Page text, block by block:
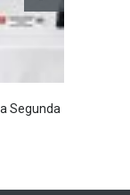
Segunda